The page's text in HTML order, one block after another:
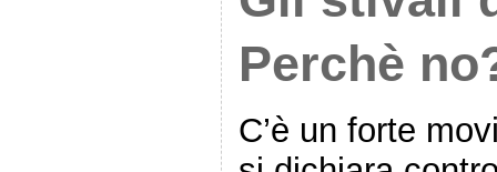
Perchè
C’è un forte